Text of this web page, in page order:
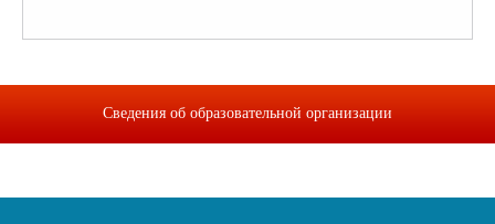
Сведения об образовательной организации